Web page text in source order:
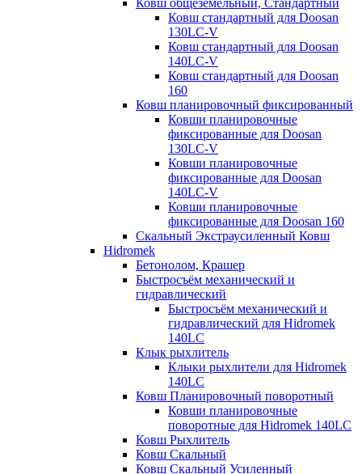
Ковш общеземельный, Стандартный
Ковш стандартный для Doosan
130LC-V
Ковш стандартный для Doosan
140LC-V
Ковш стандартный для Doosan
160
Ковш планировочный фиксированный
Ковши планировочные
фиксированные для Doosan
130LC-V
Ковши планировочные
фиксированные для Doosan
140LC-V
Ковши планировочные
фиксированные для Doosan 160
Скальный Экстраусиленный Ковш
Hidromek
Бетонолом, Крашер
Быстросъём механический и
гидравлический
Быстросъём механический и
гидравлический для Hidromek
140LC
Клык рыхлитель
Клыки рыхлители для Hidromek
140LC
Ковш Планировочный поворотный
Ковши планировочные
поворотные для Hidromek 140LC
Ковш Рыхлитель
Ковш Скальный
Ковш Скальный Усиленный